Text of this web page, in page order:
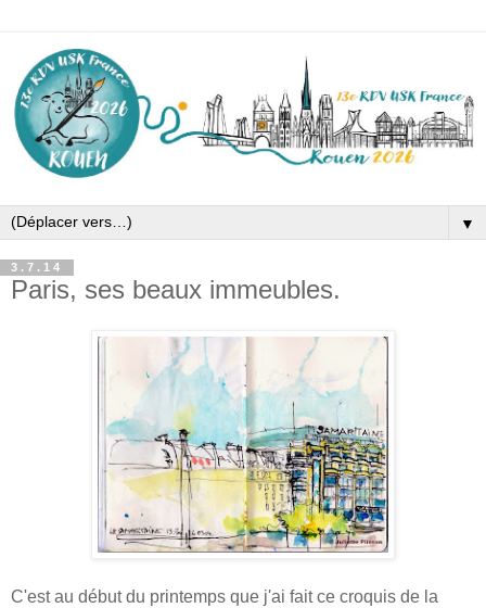
▼
3.7.14
Paris, ses beaux immeubles.
C'est au début du printemps que j'ai fait ce croquis de la